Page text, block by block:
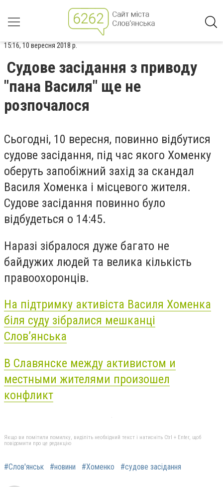
15:16, 10 вересня 2018 р.
Судове засідання з приводу
"пана Василя" ще не
розпочалося
Сьогодні, 10 вересня, повинно відбутися
судове засідання, під час якого Хоменку
оберуть запобіжний захід за скандал
Василя Хоменка і місцевого жителя.
Судове засідання повинно було
відбудеться о 14:45.
Наразі зібралося дуже багато не
байдужих людей та велика кількість
правоохоронців.
На підтримку активіста Василя Хоменка
біля суду зібралися мешканці
Слов’янська
В Славянске между активистом и
местными жителями произошел
конфликт
Якщо ви помітили помилку, виділіть необхідний текст і натисніть Ctrl + Enter, щоб
повідомити про це редакцію
#Слов'янськ #новини #Хоменко #судове засідання